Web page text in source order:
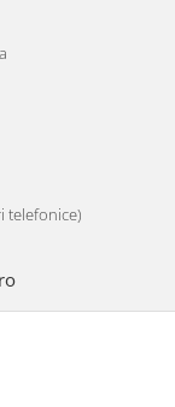
telefonice)